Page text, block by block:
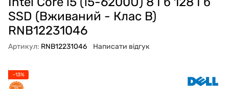
SSD (Вживаний - Клас B)
RNB12231046
Артикул: RNB12231046 Написати відгук
−13%
Привіт! 👋 Я Gazik AI — допоможу
підібрати вживану комп'ютерну техніку.
Що шукаєш?